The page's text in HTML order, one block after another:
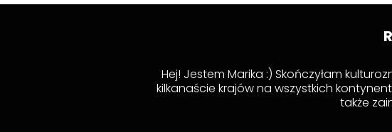
Hej! Jestem Marika :) Skończyłam
kilkanaście krajów na wszystkich
także